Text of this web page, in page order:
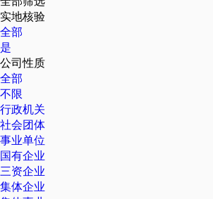
实地核验
全部
是
公司性质
全部
不限
行政机关
社会团体
事业单位
国有企业
三资企业
集体企业